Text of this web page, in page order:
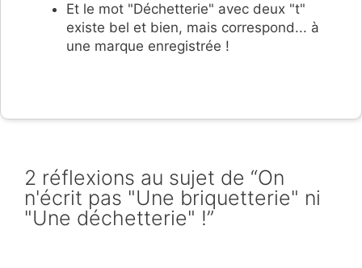
Et le mot "Déchetterie" avec deux "t"
existe bel et bien, mais correspond... à
une marque enregistrée !
2 réflexions au sujet de “On
n'écrit pas "Une briquetterie" ni
"Une déchetterie" !”